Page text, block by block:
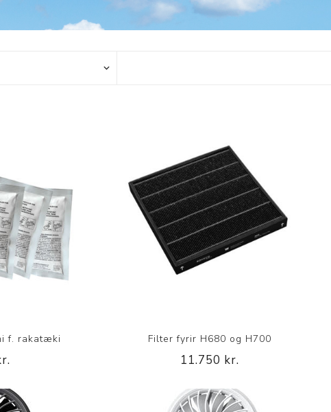
Húfur og vettlingar
Vogir og mælar
Þrýstingsvörur
Æfingadýnur og boltar
Vatnsflöskur og brúsar
Gigtarvörur
Hita- og kælimeðferð
Stuðningshlífar
Næring
Réttstöðubelti
f. rakatæki Filter fyrir H680 og H700
11.750 kr.